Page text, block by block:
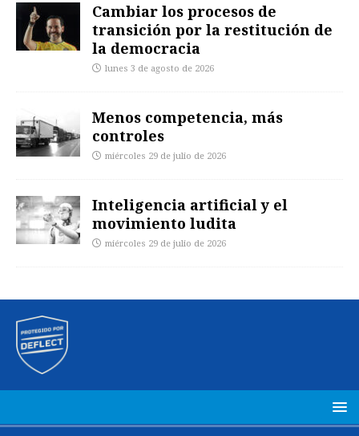
Cambiar los procesos de
transición por la restitución de
la democracia
lunes 3 de agosto de 2026
Menos competencia, más
controles
miércoles 29 de julio de 2026
Inteligencia artificial y el
movimiento ludita
miércoles 29 de julio de 2026